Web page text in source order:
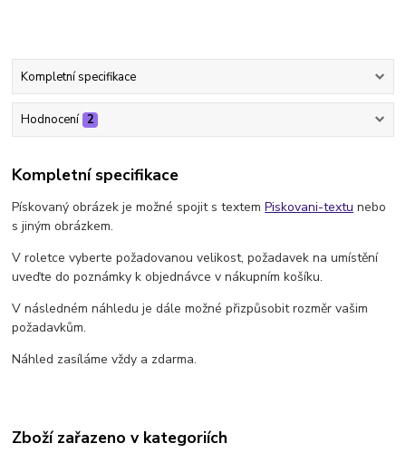
Kompletní specifikace
Hodnocení 2
Kompletní specifikace
Pískovaný obrázek je možné spojit s textemPiskovani-textu nebo
s jiným obrázkem.
V roletce vyberte požadovanou velikost, požadavek na umístění
uveďte do poznámky k objednávce v nákupním košíku.
V následném náhledu je dále možné přizpůsobit rozměr vašim
požadavkům.
Náhled zasíláme vždy a zdarma.
Zboží zařazeno v kategoriích